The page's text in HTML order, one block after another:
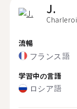
J.
Charleroi
流暢
フランス語
学習中の言語
ロシア語